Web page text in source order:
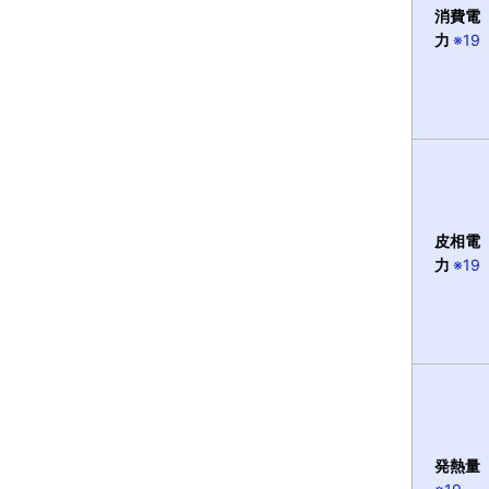
消費電
力 ※19
皮相電
力 ※19
発熱量